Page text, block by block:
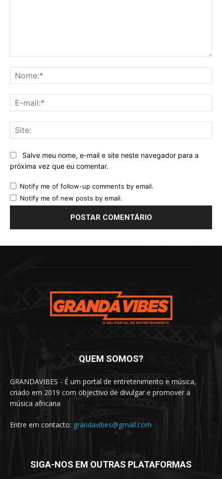
Salve meu nome, e-mail e site neste navegador para a
próxima vez que eu comentar.
Notify me of follow-up comments by email.
Notify me of new posts by email.
QUEM SOMOS?
GRANDAVIBES - É um portal de entretenimento e música,
criado em 2019 com objectivo de divulgar e promover a
música africana
Entre em contacto: grandavibes@gmail.com
SIGA-NOS EM OUTRAS PLATAFORMAS